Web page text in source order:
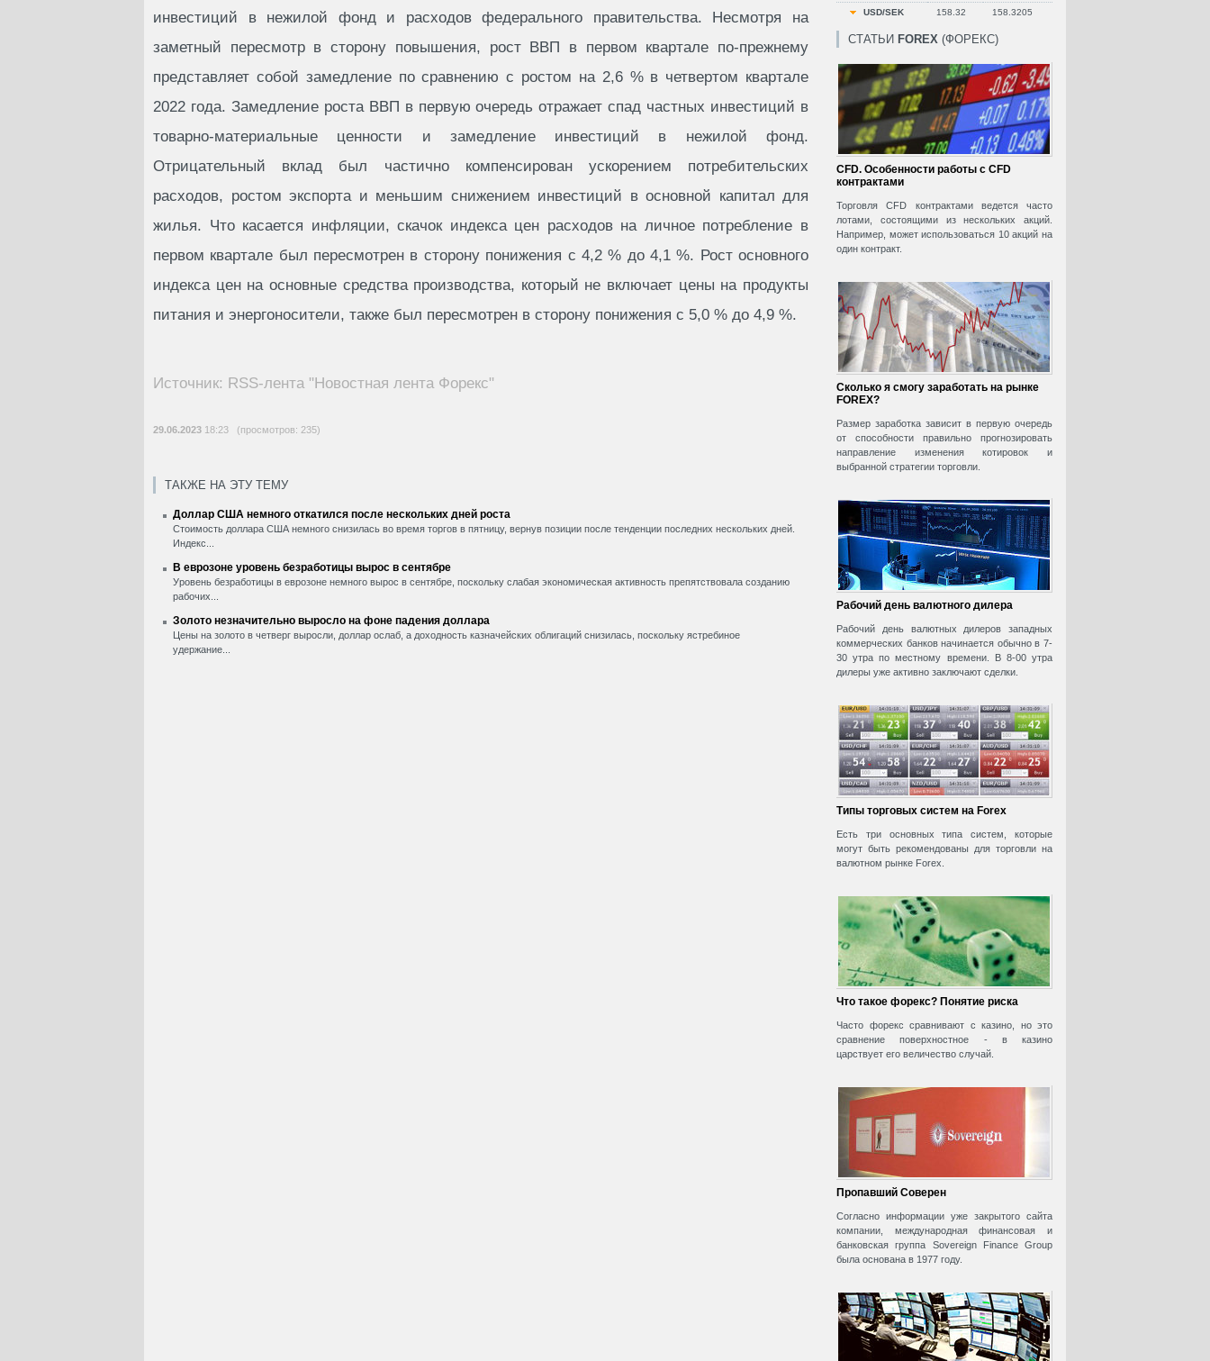
инвестиций в нежилой фонд и расходов федерального правительства. Несмотря на
заметный пересмотр в сторону повышения, рост ВВП в первом квартале по-прежнему
представляет собой замедление по сравнению с ростом на 2,6 % в четвертом квартале
2022 года. Замедление роста ВВП в первую очередь отражает спад частных инвестиций в
товарно-материальные ценности и замедление инвестиций в нежилой фонд.
Отрицательный вклад был частично компенсирован ускорением потребительских
расходов, ростом экспорта и меньшим снижением инвестиций в основной капитал для
жилья. Что касается инфляции, скачок индекса цен расходов на личное потребление в
первом квартале был пересмотрен в сторону понижения с 4,2 % до 4,1 %. Рост основного
индекса цен на основные средства производства, который не включает цены на продукты
питания и энергоносители, также был пересмотрен в сторону понижения с 5,0 % до 4,9 %.
Источник: RSS-лента "Новостная лента Форекс"
29.06.2023 18:23 (просмотров: 235)
ТАКЖЕ НА ЭТУ ТЕМУ
Доллар США немного откатился после нескольких дней роста
Стоимость доллара США немного снизилась во время торгов в пятницу, вернув позиции после тенденции последних нескольких дней.
Индекс...
В еврозоне уровень безработицы вырос в сентябре
Уровень безработицы в еврозоне немного вырос в сентябре, поскольку слабая экономическая активность препятствовала созданию
рабочих...
Золото незначительно выросло на фоне падения доллара
Цены на золото в четверг выросли, доллар ослаб, а доходность казначейских облигаций снизилась, поскольку ястребиное
удержание...
USD/SEK
158.32 158.3205
СТАТЬИ FOREX (ФОРЕКС)
CFD. Особенности работы с CFD
контрактами
Торговля CFD контрактами ведется часто
лотами, состоящими из нескольких акций.
Например, может использоваться 10 акций на
один контракт.
Сколько я смогу заработать на рынке
FOREX?
Размер заработка зависит в первую очередь
от способности правильно прогнозировать
направление изменения котировок и
выбранной стратегии торговли.
Рабочий день валютного дилера
Рабочий день валютных дилеров западных
коммерческих банков начинается обычно в 7-
30 утра по местному времени. В 8-00 утра
дилеры уже активно заключают сделки.
Типы торговых систем на Forex
Есть три основных типа систем, которые
могут быть рекомендованы для торговли на
валютном рынке Forex.
Что такое форекс? Понятие риска
Часто форекс сравнивают с казино, но это
сравнение поверхностное - в казино
царствует его величество случай.
Пропавший Соверен
Согласно информации уже закрытого сайта
компании, международная финансовая и
банковская группа Sovereign Finance Group
была основана в 1977 году.